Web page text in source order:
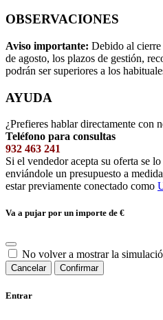
OBSERVACIONES
Aviso importante: Debido al cierre
de agosto, los plazos de gestión,
podrán ser superiores a los
AYUDA
¿Prefieres hablar directamente con
Teléfono para consultas
932 463 241
Si el vendedor acepta su oferta se
enviándole un presupuesto a
estar previamente conectado como
Va a pujar por un importe de €
No volver a mostrar la
Cancelar Confirmar
Entrar